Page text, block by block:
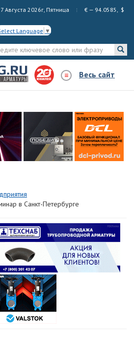
7 Августа 2026г, Пятница € — 94.0585, $
Language ▼
Весь сайт
в Санкт-Петербурге